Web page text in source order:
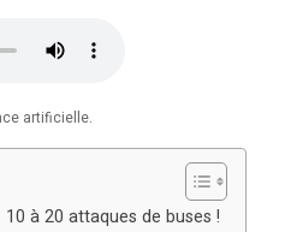
artificielle.
à 20 attaques de buses !